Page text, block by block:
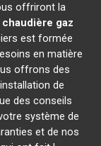
offriront la
chaudière gaz
est formée
en matière
offrons des
de
des conseils
système de
et de nos